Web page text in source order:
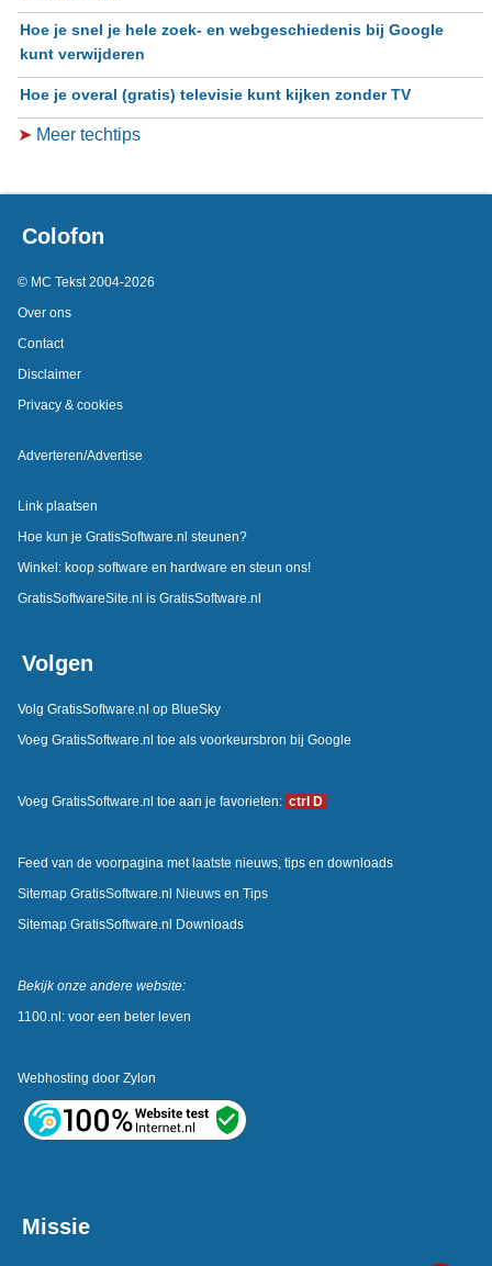
Hoe je snel je hele zoek- en webgeschiedenis bij Google
kunt verwijderen
Hoe je overal (gratis) televisie kunt kijken zonder TV
➤ Meer techtips
Colofon
© MC Tekst 2004-2026
Over ons
Contact
Disclaimer
Privacy & cookies
Adverteren/Advertise
Link plaatsen
Hoe kun je GratisSoftware.nl steunen?
Winkel: koop software en hardware en steun ons!
GratisSoftwareSite.nl is GratisSoftware.nl
Volgen
Volg GratisSoftware.nl op BlueSky
Voeg GratisSoftware.nl toe als voorkeursbron bij Google
Voeg GratisSoftware.nl toe aan je favorieten: ctrl D
Feed van de voorpagina met laatste nieuws, tips en downloads
Sitemap GratisSoftware.nl Nieuws en Tips
Sitemap GratisSoftware.nl Downloads
Bekijk onze andere website:
1100.nl: voor een beter leven
Webhosting door Zylon
Missie